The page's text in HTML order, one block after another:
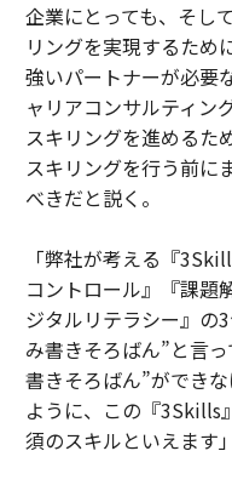
企業にとっても、そし
リングを実現するため
強いパートナーが必要
ャリアコンサルティン
スキリングを進めるた
スキリングを行う前に
べきだと説く。
「弊社が考える『
コントロール』『課題
ジタルリテラシー』の
み書きそろばん”と言
書きそろばん”ができ
ように、この『3Skills
須のスキルといえます